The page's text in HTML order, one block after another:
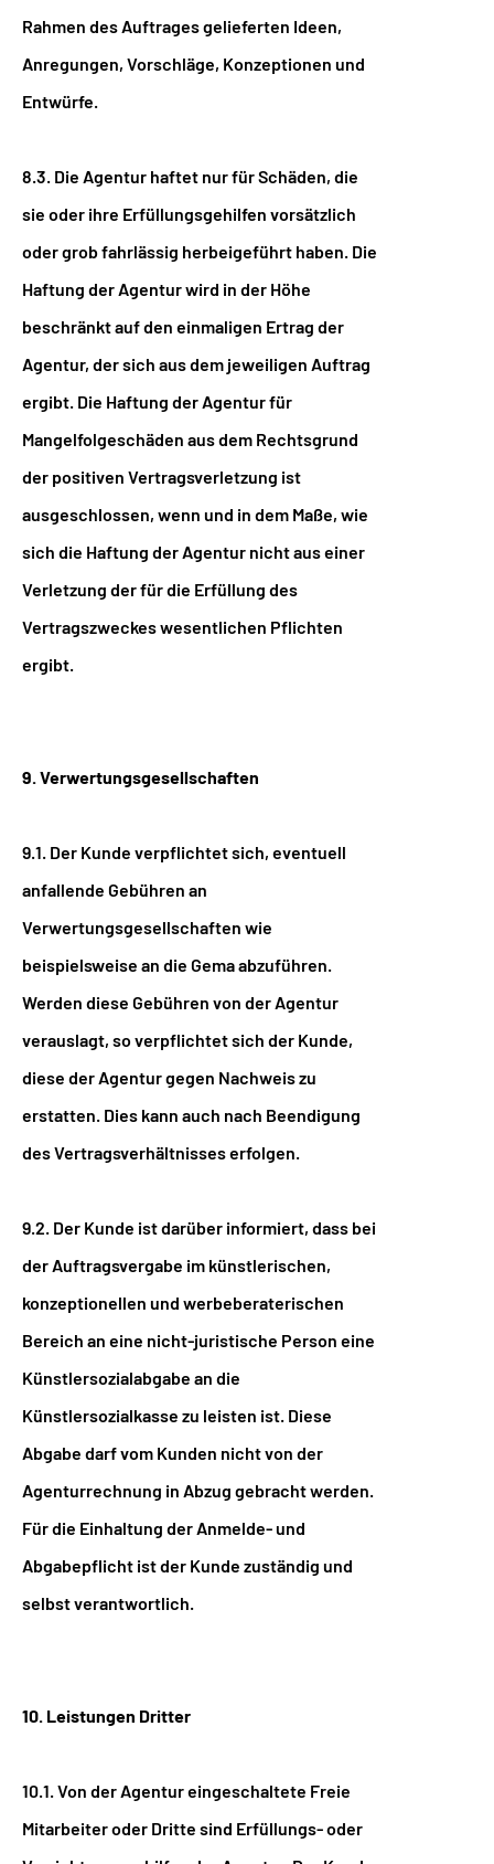
Rahmen des Auftrages gelieferten Ideen,
Anregungen, Vorschläge, Konzeptionen und
Entwürfe.
8.3. Die Agentur haftet nur für Schäden, die
sie oder ihre Erfüllungsgehilfen vorsätzlich
oder grob fahrlässig herbeigeführt haben. Die
Haftung der Agentur wird in der Höhe
beschränkt auf den einmaligen Ertrag der
Agentur, der sich aus dem jeweiligen Auftrag
ergibt. Die Haftung der Agentur für
Mangelfolgeschäden aus dem Rechtsgrund
der positiven Vertragsverletzung ist
ausgeschlossen, wenn und in dem Maße, wie
sich die Haftung der Agentur nicht aus einer
Verletzung der für die Erfüllung des
Vertragszweckes wesentlichen Pflichten
ergibt.
9. Verwertungsgesellschaften
9.1. Der Kunde verpflichtet sich, eventuell
anfallende Gebühren an
Verwertungsgesellschaften wie
beispielsweise an die Gema abzuführen.
Werden diese Gebühren von der Agentur
verauslagt, so verpflichtet sich der Kunde,
diese der Agentur gegen Nachweis zu
erstatten. Dies kann auch nach Beendigung
des Vertragsverhältnisses erfolgen.
9.2. Der Kunde ist darüber informiert, dass bei
der Auftragsvergabe im künstlerischen,
konzeptionellen und werbeberaterischen
Bereich an eine nicht-juristische Person eine
Künstlersozialabgabe an die
Künstlersozialkasse zu leisten ist. Diese
Abgabe darf vom Kunden nicht von der
Agenturrechnung in Abzug gebracht werden.
Für die Einhaltung der Anmelde- und
Abgabepflicht ist der Kunde zuständig und
selbst verantwortlich.
10. Leistungen Dritter
10.1. Von der Agentur eingeschaltete Freie
Mitarbeiter oder Dritte sind Erfüllungs- oder